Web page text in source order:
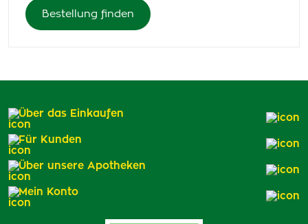
Über das Einkaufen
Für Kunden
Über unsere Apotheken
Mein Konto